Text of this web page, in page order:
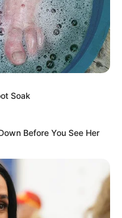
Soak
Before You See Her